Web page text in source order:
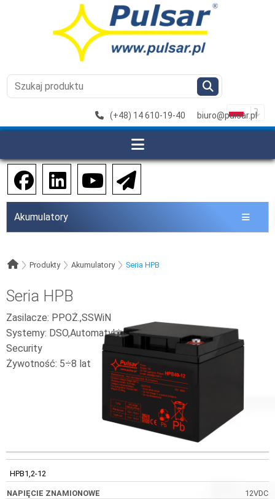
(+48) 14 610-19-40 biuro@pulsar.pl
Akumulatory
Produkty Akumulatory Seria HPB
Seria HPB
Zasilacze: PPOŻ.,SSWiN
Systemy: DSO,Automatyki,
Security
Żywotność: 5÷8 lat
NAPIĘCIE
ZNAMIONOWE
POJEMNOŚĆ
ZNAMIONOWA
HPB1,2-12
12VDC